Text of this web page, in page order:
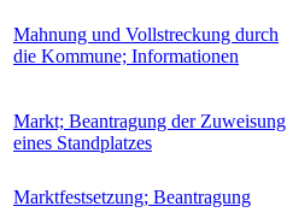
Mahnung und Vollstreckung durch
die Kommune; Informationen
Markt; Beantragung der Zuweisung
eines Standplatzes
Marktfestsetzung; Beantragung